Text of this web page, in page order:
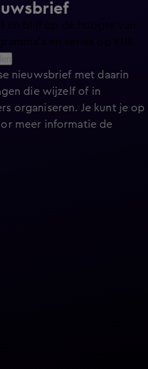
en blijf op de hoogte van
nieuwsbrief met daarin
die wijzelf of in
organiseren. Je kunt je op
meer informatie de